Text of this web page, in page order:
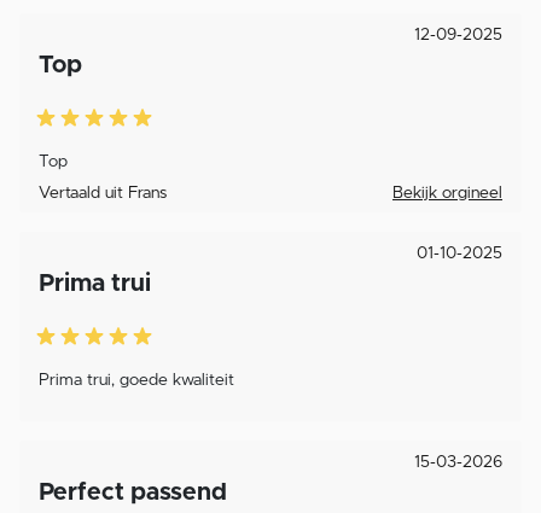
Top
Top
12-09-2025
Vertaald uit Frans Bekijk orgineel
Prima trui
Prima trui, goede kwaliteit
01-10-2025
Perfect passend
15-03-2026